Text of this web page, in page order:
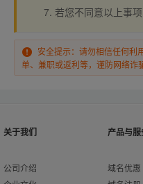
若您不同意以上事
安全提示：请勿相信任何利
单、兼职或返利等，谨防网络诈
关于我们
公司介绍
产品与服
域名优惠